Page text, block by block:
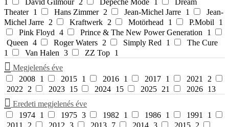
1
David Gilmour 2 Depeche Mode 1
Dream
Theater 1 Hans Zimmer 2 Jean-Michel Jarre 1
Jean-
Michel Jarre 2 Kraftwerk 2 Motörhead 1 P.Mobil 1
Pink Floyd 4 Prince & The New Power Generation 1
Queen 4 Roger Waters 2 Simply Red 1
The Cure
1
Van Halen 3 ZZ Top 1
Megjelenés éve
2008 1 2015 1 2016 1 2017 1 2021 2
2022 2 2023 15 2024 15 2025 21 2026 13
Eredeti megjelenés éve
1974 1 1975 3 1982 1 1986 1 1991
1